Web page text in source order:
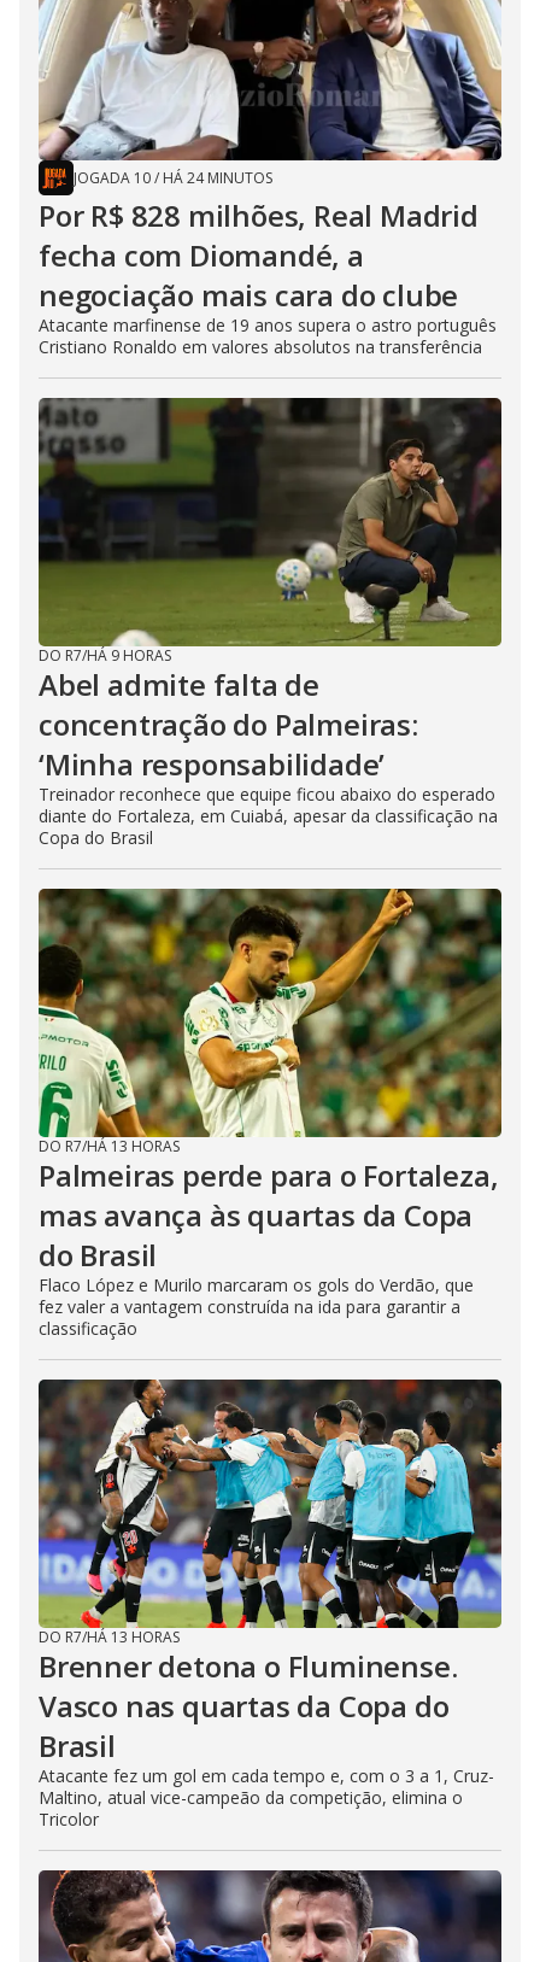
JOGADA 10/ HÁ 24 MINUTOS
Por R$ 828 milhões, Real Madrid
fecha com Diomandé, a
negociação mais cara do clube
Atacante marfinense de 19 anos supera o astro português
Cristiano Ronaldo em valores absolutos na transferência
DO R7/HÁ 9 HORAS
Abel admite falta de
concentração do Palmeiras:
‘Minha responsabilidade’
Treinador reconhece que equipe ficou abaixo do esperado
diante do Fortaleza, em Cuiabá, apesar da classificação na
Copa do Brasil
DO R7/HÁ 13 HORAS
Palmeiras perde para o Fortaleza,
mas avança às quartas da Copa
do Brasil
Flaco López e Murilo marcaram os gols do Verdão, que
fez valer a vantagem construída na ida para garantir a
classificação
DO R7/HÁ 13 HORAS
Brenner detona o Fluminense.
Vasco nas quartas da Copa do
Brasil
Atacante fez um gol em cada tempo e, com o 3 a 1, Cruz-
Maltino, atual vice-campeão da competição, elimina o
Tricolor